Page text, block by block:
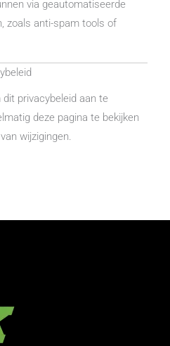
via geautomatiseerde
zoals anti-spam tools of
privacybeleid aan te
deze pagina te bekijken
wijzigingen.